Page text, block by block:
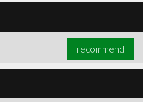
recommend